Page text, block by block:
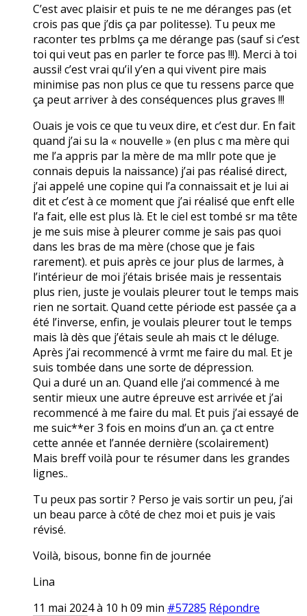
C’est avec plaisir et puis te ne me déranges pas (et
crois pas que j’dis ça par politesse). Tu peux me
raconter tes prblms ça me dérange pas (sauf si c’est
toi qui veut pas en parler te force pas !!!). Merci à toi
aussi! c’est vrai qu’il y’en a qui vivent pire mais
minimise pas non plus ce que tu ressens parce que
ça peut arriver à des conséquences plus graves !!!
Ouais je vois ce que tu veux dire, et c’est dur. En fait
quand j’ai su la « nouvelle » (en plus c ma mère qui
me l’a appris par la mère de ma mllr pote que je
connais depuis la naissance) j’ai pas réalisé direct,
j’ai appelé une copine qui l’a connaissait et je lui ai
dit et c’est à ce moment que j’ai réalisé que enft elle
l’a fait, elle est plus là. Et le ciel est tombé sr ma tête
je me suis mise à pleurer comme je sais pas quoi
dans les bras de ma mère (chose que je fais
rarement). et puis après ce jour plus de larmes, à
l’intérieur de moi j’étais brisée mais je ressentais
plus rien, juste je voulais pleurer tout le temps mais
rien ne sortait. Quand cette période est passée ça a
été l’inverse, enfin, je voulais pleurer tout le temps
mais là dès que j’étais seule ah mais ct le déluge.
Après j’ai recommencé à vrmt me faire du mal. Et je
suis tombée dans une sorte de dépression.
Qui a duré un an. Quand elle j’ai commencé à me
sentir mieux une autre épreuve est arrivée et j’ai
recommencé à me faire du mal. Et puis j’ai essayé de
me suic**er 3 fois en moins d’un an. ça ct entre
cette année et l’année dernière (scolairement)
Mais breff voilà pour te résumer dans les grandes
lignes..
Tu peux pas sortir ? Perso je vais sortir un peu, j’ai
un beau parce à côté de chez moi et puis je vais
révisé.
Voilà, bisous, bonne fin de journée
Lina
11 mai 2024 à 10 h 09 min #57285 Répondre